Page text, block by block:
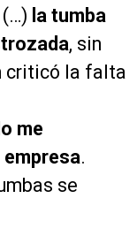
(…) la tumba
, sin
criticó la falta
me
empresa.
se